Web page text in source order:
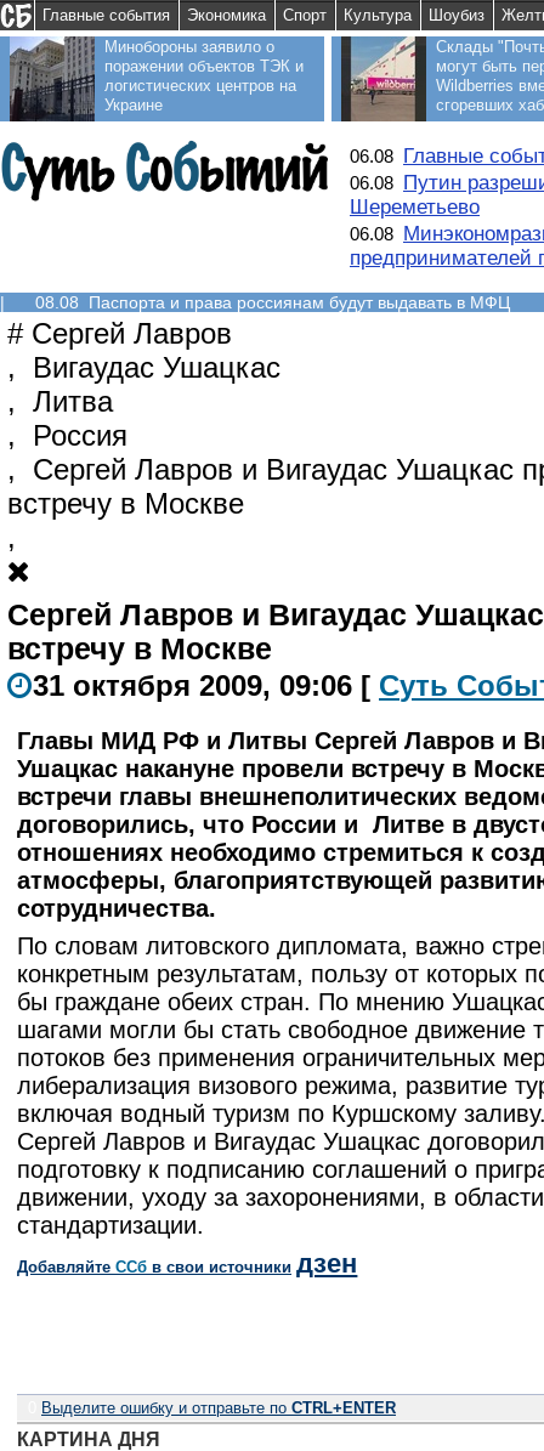
Главные события Экономика Спорт Культура Шоубиз
Минобороны заявило о
поражении объектов ТЭК и
логистических центров на
Украине
Склады
могут быть
Wildberries
сгоревших
06.08 Главные
06.08 Путин
Шереметьево
06.08
предпринимателей
| 08.08 Паспорта и права россиянам будут выдавать в МФЦ
# Сергей Лавров
, Вигаудас Ушацкас
, Литва
, Россия
, Сергей Лавров и Вигаудас Ушацкас
встречу в Москве
,
Сергей Лавров и Вигаудас
встречу в Москве
31 октября 2009, 09:06 [ Суть Соб
Главы МИД РФ и Литвы Сергей Лавров и
Ушацкас накануне провели встречу в
встречи главы внешнеполитических
договорились, что России и Литве в
отношениях необходимо стремиться к
атмосферы, благоприятствующей
сотрудничества.
По словам литовского дипломата, важно
конкретным результатам, пользу от которых
бы граждане обеих стран. По мнению
шагами могли бы стать свободное движение
потоков без применения ограничительных
либерализация визового режима, развитие
включая водный туризм по Куршскому
Сергей Лавров и Вигаудас Ушацкас
подготовку к подписанию соглашений о
движении, уходу за захоронениями, в
стандартизации.
Добавляйте CСб в свои источники дзен
Выделите ошибку и отправьте по CTRL+ENTER
КАРТИНА ДНЯ